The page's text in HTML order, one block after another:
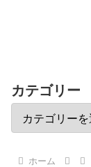
カテゴリー
ホーム